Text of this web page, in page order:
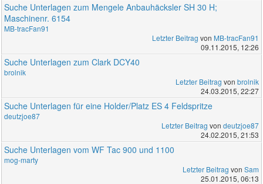
Suche Unterlagen zum Mengele Anbauhäcksler SH 30 H;
Maschinenr. 6154
MB-tracFan91
Letzter Beitrag von MB-tracFan91
09.11.2015, 12:26
Suche Unterlagen zum Clark DCY40
brolnik
Letzter Beitrag von brolnik
24.03.2015, 22:27
Suche Unterlagen für eine Holder/Platz ES 4 Feldspritze
deutzjoe87
Letzter Beitrag von deutzjoe87
24.02.2015, 21:53
Suche Unterlagen vom WF Tac 900 und 1100
mog-marty
Letzter Beitrag von Sam
25.01.2015, 06:13